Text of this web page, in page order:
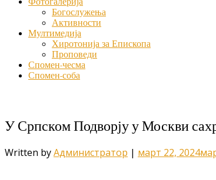
Богослужења
Активности
Мултимедија
Хиротонија за Епископа
Проповеди
Спомен-чесма
Спомен-соба
У Српском Подворју у Москви
Written byАдминистратор | март 22, 2024